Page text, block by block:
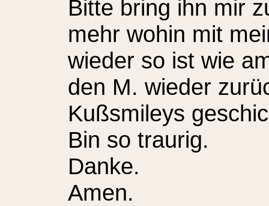
Bitte bring ihn mir
mehr wohin mit
wieder so ist wie
den M. wieder
Kußsmileys
Bin so traurig.
Danke.
Amen.